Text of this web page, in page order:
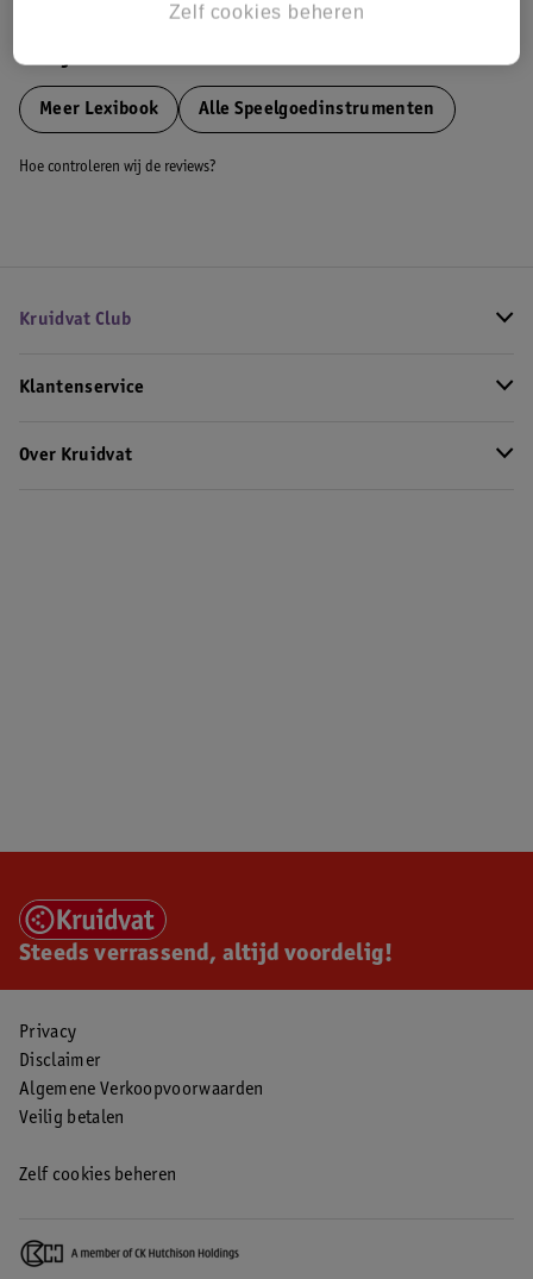
Bekijk ook
Meer Lexibook Alle Speelgoedinstrumenten
Hoe controleren wij de reviews?
Kruidvat Club
Klantenservice
Over Kruidvat
Steeds verrassend, altijd voordelig!
Privacy
Disclaimer
Algemene Verkoopvoorwaarden
Veilig betalen
Zelf cookies beheren
Zelf cookies beheren